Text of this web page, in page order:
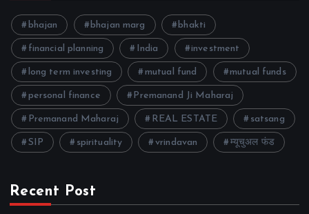
bhajan bhajan marg bhakti
financial planning India investment
long term investing mutual fund mutual funds
personal finance Premanand Ji Maharaj
Premanand Maharaj REAL ESTATE satsang
SIP spirituality vrindavan म्यूचुअल फंड
Recent Post